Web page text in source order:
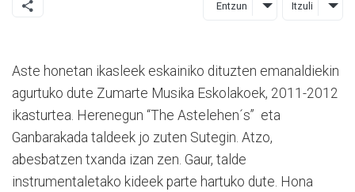
Entzun Itzuli
Aste honetan ikasleek eskainiko dituzten emanaldiekin
agurtuko dute Zumarte Musika Eskolakoek, 2011-2012
ikasturtea. Herenegun “The Astelehen´s” eta
Ganbarakada taldeek jo zuten Sutegin. Atzo,
abesbatzen txanda izan zen. Gaur, talde
instrumentaletako kideek parte hartuko dute. Hona